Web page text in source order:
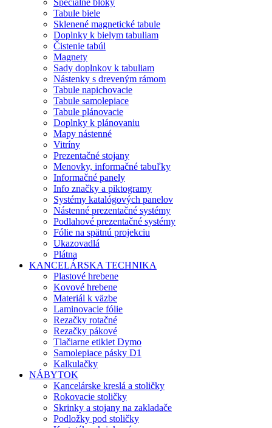
Špeciálne bloky
Tabule biele
Sklenené magnetické tabule
Doplnky k bielym tabuliam
Čistenie tabúl
Magnety
Sady doplnkov k tabuliam
Nástenky s dreveným rámom
Tabule napichovacie
Tabule samolepiace
Tabule plánovacie
Doplnky k plánovaniu
Mapy nástenné
Vitríny
Prezentačné stojany
Menovky, informačné tabuľky
Informačné panely
Info značky a piktogramy
Systémy katalógových panelov
Nástenné prezentačné systémy
Podlahové prezentačné systémy
Fólie na spätnú projekciu
Ukazovadlá
Plátna
KANCELÁRSKA TECHNIKA
Plastové hrebene
Kovové hrebene
Materiál k väzbe
Laminovacie fólie
Rezačky rotačné
Rezačky pákové
Tlačiarne etikiet Dymo
Samolepiace pásky D1
Kalkulačky
NÁBYTOK
Kancelárske kreslá a stoličky
Rokovacie stoličky
Skrinky a stojany na zakladače
Podložky pod stoličky